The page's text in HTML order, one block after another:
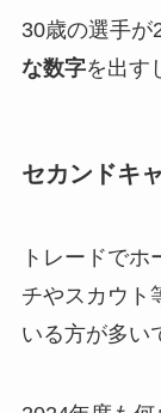
30歳の選手が
な数字を出す
セカンドキ
トレードで
チやスカウト
いる方が多い